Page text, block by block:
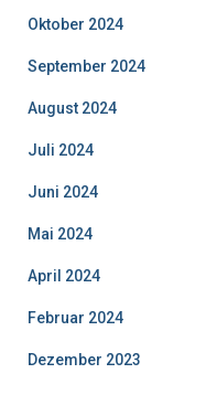
Oktober 2024
September 2024
August 2024
Juli 2024
Juni 2024
Mai 2024
April 2024
Februar 2024
Dezember 2023